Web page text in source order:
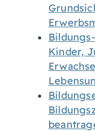
Kinder,